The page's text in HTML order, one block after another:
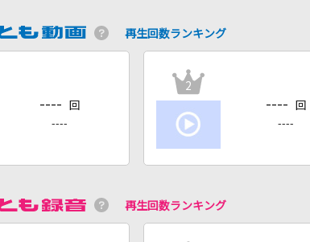
再生回数ランキング
---- 回
----
2
---- 回
----
再生回数ランキング